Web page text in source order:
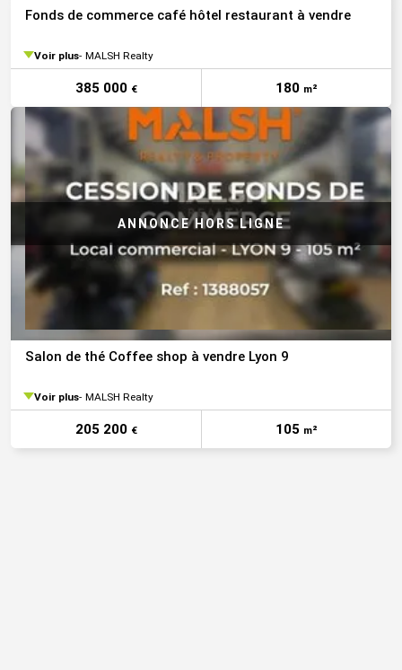
Fonds de commerce café hôtel restaurant à vendre
Voir plus MALSH Realty
385 000 € 180 m²
Salon de thé Coffee shop à vendre Lyon 9
Voir plus MALSH Realty
205 200 € 105 m²